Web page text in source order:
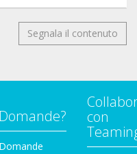
Segnala il contenuto
Domande?
Domande
con